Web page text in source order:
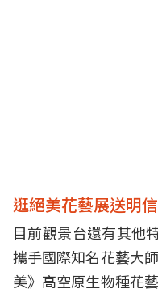
逛絕美花藝展送明
目前觀景台還有其他
攜手國際知名花藝大
美》高空原生物種花